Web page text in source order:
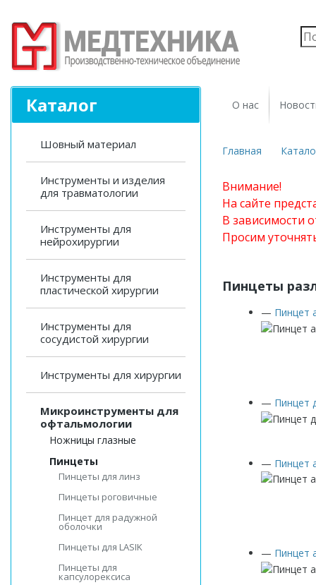
Каталог
Шовный материал
Инструменты и изделия
для травматологии
Инструменты для
нейрохирургии
Инструменты для
пластической хирургии
Инструменты для
сосудистой хирургии
Инструменты для хирургии
Микроинструменты для
офтальмологии
Ножницы глазные
Пинцеты
Пинцеты для линз
Пинцеты роговичные
Пинцет для радужной
оболочки
Пинцеты для LASIK
Пинцеты для
капсулорексиса
О нас
Главная
Внимание!
На сайте
В зависимости
Просим
Пинцеты
— Пинцет
— Пинцет
— Пинцет
— Пинцет